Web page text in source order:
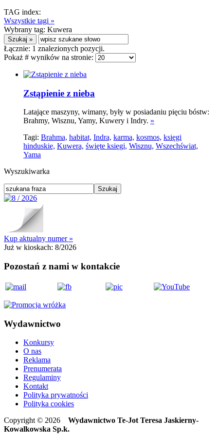
TAG index:
Wszystkie tagi »
Wybrany tag: Kuwera
Łącznie: 1 znalezionych pozycji.
Pokaż # wyników na stronie:
Zstąpienie z nieba
Latające maszyny, wimany, były w posiadaniu pięciu bóstw:
Brahmy, Wisznu, Yamy, Kuwery i Indry. »
Tagi: Brahma, habitat, Indra, karma, kosmos, księgi
hinduskie, Kuwera, święte księgi, Wisznu, Wszechświat,
Yama
Wyszukiwarka
Kup aktualny numer »
Już w kioskach: 8/2026
Pozostań z nami w kontakcie
Wydawnictwo
Konkursy
O nas
Reklama
Prenumerata
Regulaminy
Kontakt
Polityka prywatności
Polityka cookies
Copyright © 2026 Wydawnictwo Te-Jot Teresa Jaskierny-
Kowalkowska Sp.k.